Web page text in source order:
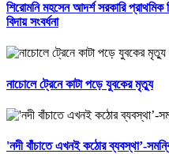
শিরোমনি মহসেন আদর্শ সরকারি
বিদায় সংবর্ধনা
নাচোলে ট্রেনে কাটা পড়ে যুবকের মৃত্যু
'নদী বাঁচাতে এখনই কঠোর ব্যবস্থা’-